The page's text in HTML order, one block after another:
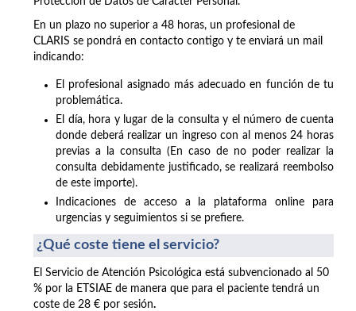
En un plazo no superior a 48 horas, un profesional de
CLARIS se pondrá en contacto contigo y te enviará un mail
indicando:
El profesional asignado más adecuado en función de tu
problemática.
El día, hora y lugar de la consulta y el número de cuenta
donde deberá realizar un ingreso con al menos 24 horas
previas a la consulta (En caso de no poder realizar la
consulta debidamente justificado, se realizará reembolso
de este importe).
Indicaciones de acceso a la plataforma online para
urgencias y seguimientos si se prefiere.
¿Qué coste tiene el servicio?
El Servicio de Atención Psicológica está subvencionado al 50
% por la ETSIAE de manera que para el paciente tendrá un
coste de 28 € por sesión.